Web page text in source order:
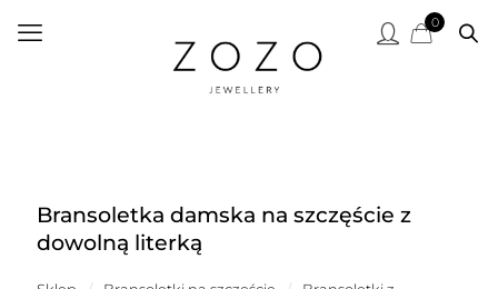
0
Bransoletka damska na szczęście z
dowolną literką